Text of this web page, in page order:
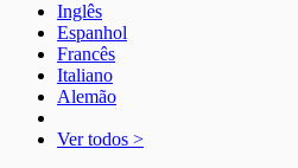
Inglês
Espanhol
Francês
Italiano
Alemão
Ver todos >